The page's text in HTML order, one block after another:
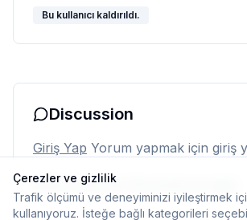
Bu kullanıcı kaldırıldı.
Discussion
Giriş Yap Yorum yapmak için giriş
Henüz yorum yok. İlk yorumu siz yapın.
Çerezler ve gizlilik
Trafik ölçümü ve deneyiminizi iyileştirmek
kullanıyoruz. İsteğe bağlı kategorileri